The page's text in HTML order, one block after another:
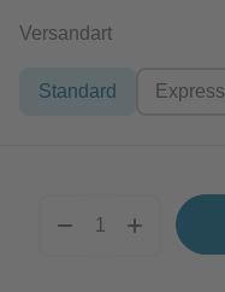
Versandartauswählen
Standard Express